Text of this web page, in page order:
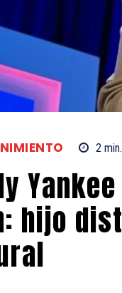
2 min.
hijo